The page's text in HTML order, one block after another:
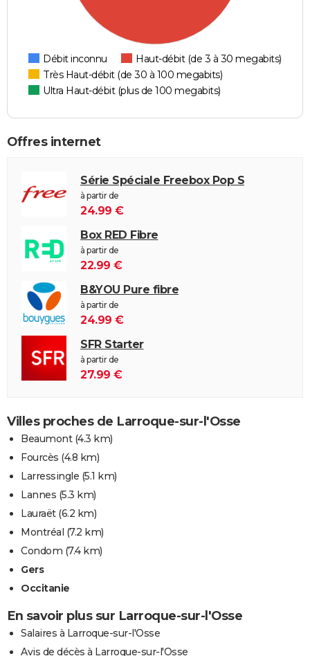
Débit inconnu
Haut-débit (de 3 à 30 megabits)
Très Haut-débit (de 30 à 100 megabits)
Ultra Haut-débit (plus de 100 megabits)
Offres internet
Série Spéciale Freebox Pop S
à partir de
24.99 €
Box RED Fibre
à partir de
22.99 €
B&YOU Pure fibre
à partir de
24.99 €
SFR Starter
à partir de
27.99 €
Villes proches de Larroque-sur-l'Osse
Beaumont(4.3 km)
Fourcès (4.8 km)
Larressingle (5.1 km)
Lannes (5.3 km)
Lauraët(6.2 km)
Montréal (7.2 km)
Condom (7.4 km)
Gers
Occitanie
En savoir plus sur Larroque-sur-l'Osse
Salaires à Larroque-sur-l'Osse
Avis de décès à Larroque-sur-l'Osse